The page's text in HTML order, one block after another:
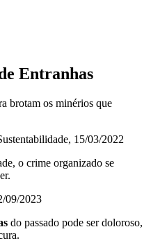
Entranhas
brotam os minérios que
15/03/2022
o crime organizado se
09/2023
do passado pode ser doloroso,